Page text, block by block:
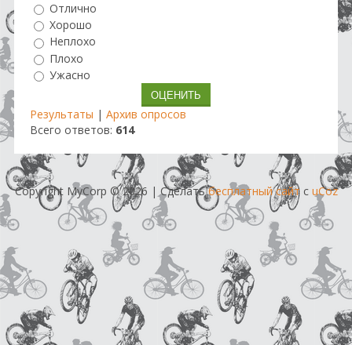
Отлично
Хорошо
Неплохо
Плохо
Ужасно
Результаты | Архив опросов
Всего ответов: 614
Copyright MyCorp © 2026 |Сделатьбесплатный сайтс uCoz